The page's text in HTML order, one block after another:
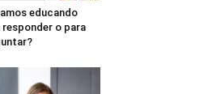
educando
responder o para